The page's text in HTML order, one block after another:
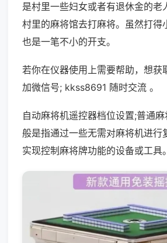
是村里一些妇女或者有退休金的老
村里的麻将馆去打麻将。虽然打得
也是一笔不小的开支。
若你在仪器使用上需要帮助，想获
加微信号; kkss8691 随时交流 。
自动麻将机遥控器档位设置;普通
般是指通过一些无需对麻将机进行
实现控制麻将牌功能的设备或工具。